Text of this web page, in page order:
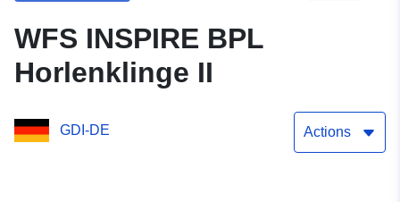
WFS INSPIRE BPL
Horlenklinge II
GDI-DE Actions